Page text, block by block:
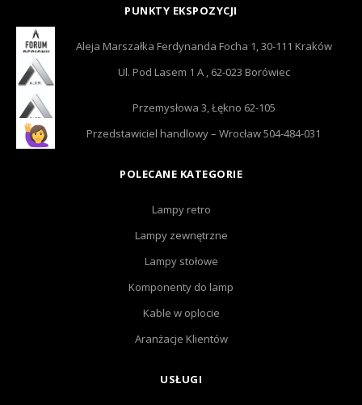
PUNKTY EKSPOZYCJI
Aleja Marszałka Ferdynanda Focha 1, 30-111 Kraków
Ul. Pod Lasem 1 A , 62-023 Borówiec
Przemysłowa 3, Łękno 62-105
Przedstawiciel handlowy – Wrocław 504-484-031
POLECANE KATEGORIE
Lampy retro
Lampy zewnętrzne
Lampy stołowe
Komponenty do lamp
Kable w oplocie
Aranżacje Klientów
USŁUGI